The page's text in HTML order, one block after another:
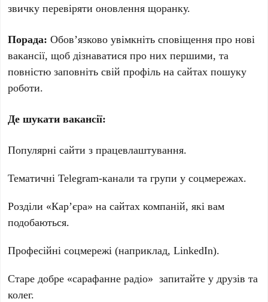
звичку перевіряти оновлення щоранку.
Порада: Обов’язково увімкніть сповіщення про нові
вакансії, щоб дізнаватися про них першими, та
повністю заповніть свій профіль на сайтах пошуку
роботи.
Де шукати вакансії:
Популярні сайти з працевлаштування.
Тематичні Telegram-канали та групи у соцмережах.
Розділи «Кар’єра» на сайтах компаній, які вам
подобаються.
Професійні соцмережі (наприклад, LinkedIn).
Старе добре «сарафанне радіо» запитайте у друзів та
колег.